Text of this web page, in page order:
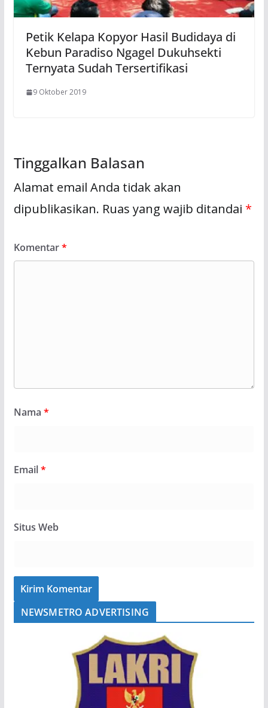
Petik Kelapa Kopyor Hasil Budidaya di
Kebun Paradiso Ngagel Dukuhsekti
Ternyata Sudah Tersertifikasi
9 Oktober 2019
Tinggalkan Balasan
Alamat email Anda tidak akan
dipublikasikan. Ruas yang wajib ditandai *
Komentar*
Nama *
Email*
Situs Web
NEWSMETRO ADVERTISING